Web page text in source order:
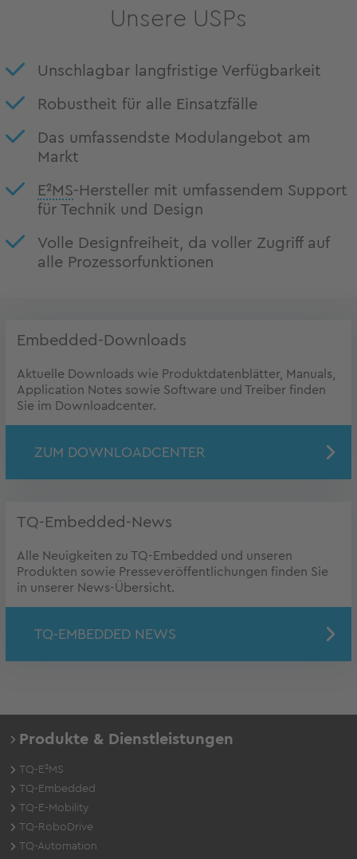
Unsere USPs
Unschlagbar langfristige Verfügbarkeit
Robustheit für alle Einsatzfälle
Das umfassendste Modulangebot am
Markt
E²MS-Hersteller mit umfassendem Support
für Technik und Design
Volle Designfreiheit, da voller Zugriff auf
alle Prozessorfunktionen
Embedded-Downloads
Aktuelle Downloads wie Produktdatenblätter, Manuals,
Application Notes sowie Software und Treiber finden
Sie im Downloadcenter.
ZUM DOWNLOADCENTER
TQ-Embedded-News
Alle Neuigkeiten zu TQ-Embedded und unseren
Produkten sowie Presseveröffentlichungen finden Sie
in unserer News-Übersicht.
TQ-EMBEDDED NEWS
Produkte & Dienstleistungen
TQ-E²MS
TQ-Embedded
TQ-E-Mobility
TQ-RoboDrive
TQ-Automation